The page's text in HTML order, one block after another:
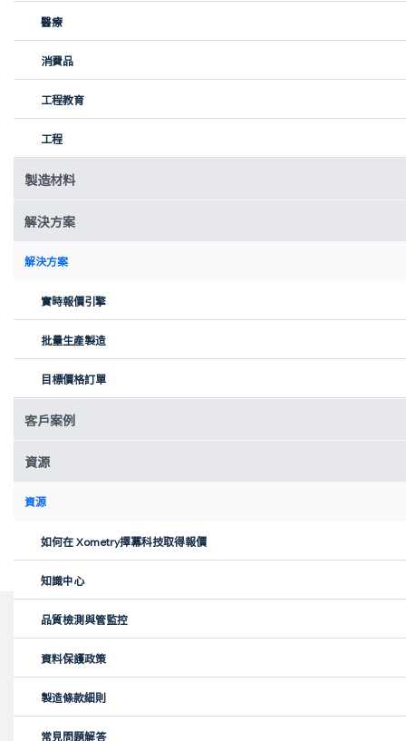
醫療
消費品
工程教育
工程
製造材料
解決方案
解決方案
實時報價引擎
批量生產製造
目標價格訂單
客戶案例
資源
資源
如何在 Xometry擇冪科技取得報價
知識中心
品質檢測與管監控
資料保護政策
製造條款細則
常見問題解答
Xometry擇冪科技擁有5,000多家製造夥伴遍佈在中國和全球30多
個國家，具備不同的製造能力和認證。在線即可下達訂單。我們的
製造網絡嚴格遵守保密協議，保護客戶隱私。
分析）回饋，以了解備貨時間和報價等資訊。 Xometry擇冪科技即
時報價引擎（IQE）利用資料科學為您服務，協助您輕鬆為專案選擇
合適的價格/備貨時間選項。相容於 STEP、Mesh、Parasolid 和
ACIS 檔案。
無誤地準時送達。
Xometry擇冪科技面向各行各業的精密製造
航空航太